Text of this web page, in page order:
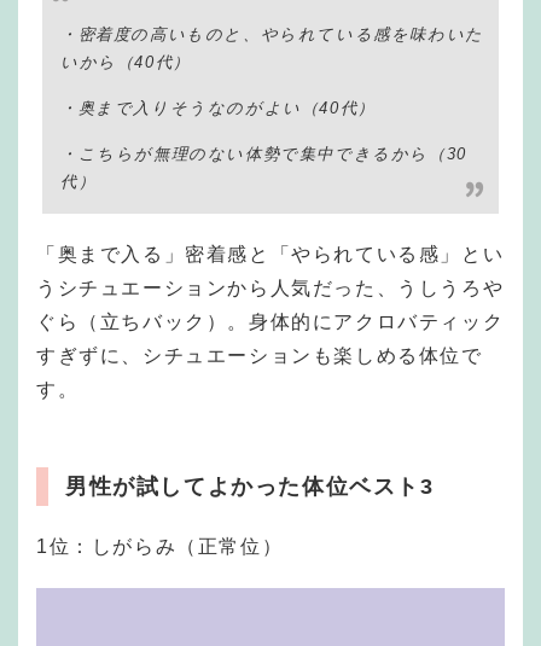
・密着度の高いものと、やられている感を味わいた
いから
（40代）
・奥まで入りそうなのがよい （40代）
・こちらが無理のない体勢で集中できるから
（30
代）
「奥まで入る」密着感と「やられている感」とい
うシチュエーションから人気だった、うしうろや
ぐら（立ちバック）。身体的にアクロバティック
すぎずに、シチュエーションも楽しめる体位で
す。
男性が試してよかった体位ベスト3
1位：しがらみ（正常位）